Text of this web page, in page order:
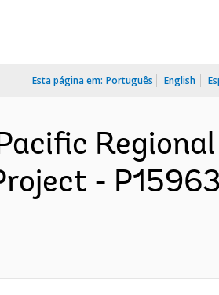
Esta página em: Português English
-